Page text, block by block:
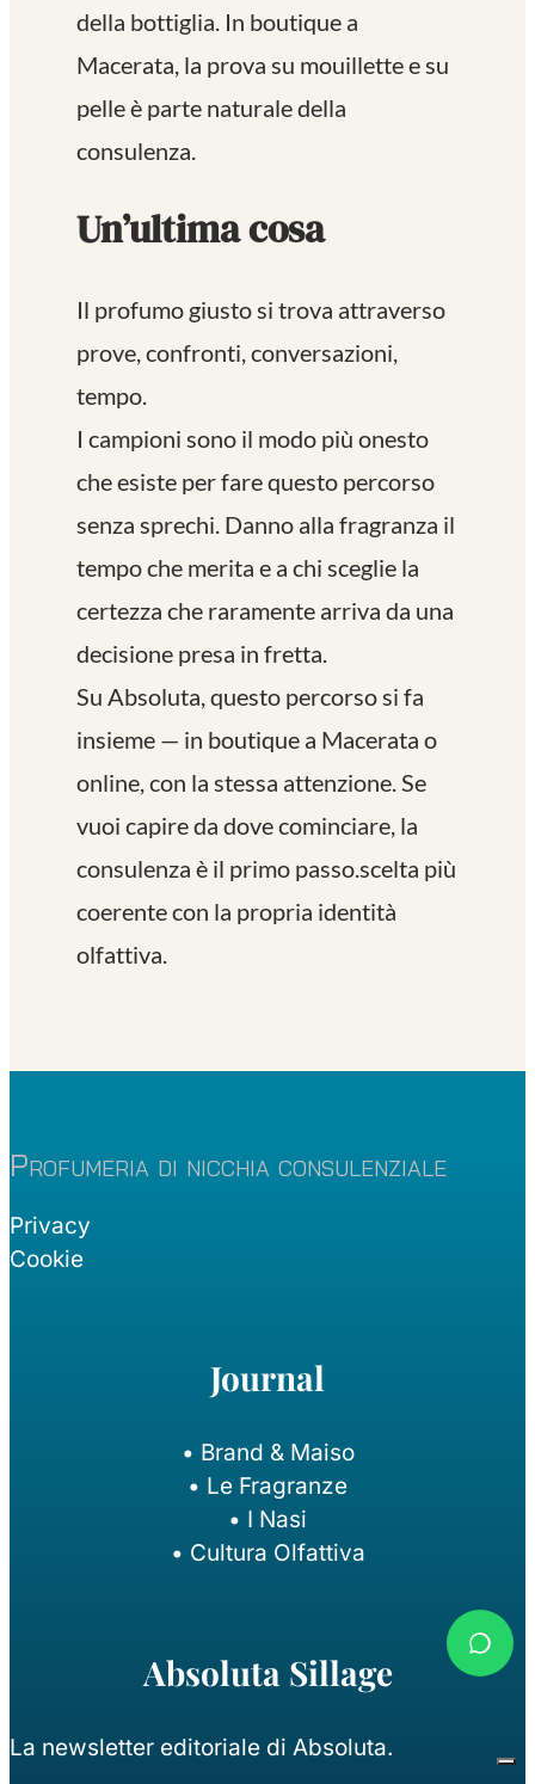
della bottiglia. In boutique a
Macerata, la prova su mouillette e su
pelle è parte naturale della
consulenza.
Un’ultima cosa
Il profumo giusto si trova attraverso
prove, confronti, conversazioni,
tempo.
I campioni sono il modo più onesto
che esiste per fare questo percorso
senza sprechi. Danno alla fragranza il
tempo che merita e a chi sceglie la
certezza che raramente arriva da una
decisione presa in fretta.
Su Absoluta, questo percorso si fa
insieme — in boutique a Macerata o
online, con la stessa attenzione. Se
vuoi capire da dove cominciare, la
consulenza è il primo passo.scelta più
coerente con la propria identità
olfattiva.
Profumeria di nicchia consulenziale
Privacy
Cookie
Journal
• Brand & Maiso
• Le Fragranze
• I Nasi
• Cultura Olfattiva
Absoluta Sillage
La newsletter editoriale di Absoluta.